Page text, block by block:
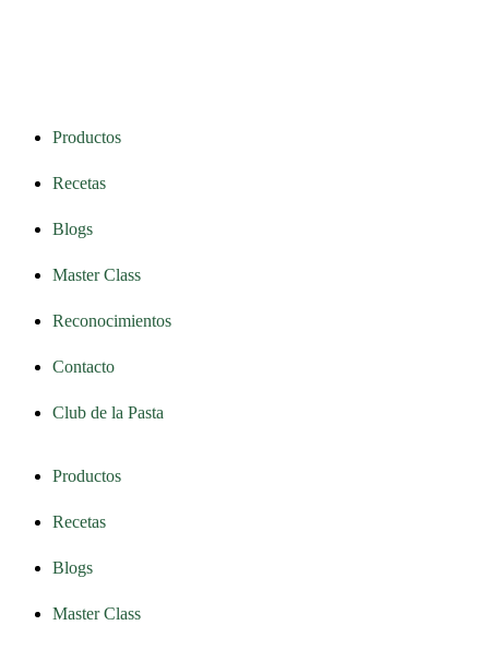
Productos
Recetas
Blogs
Master Class
Reconocimientos
Contacto
Club de la Pasta
Productos
Recetas
Blogs
Master Class